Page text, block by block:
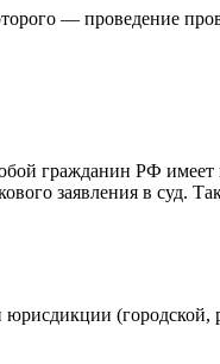
— проведение
гражданин РФ имеет
заявления в суд.
юрисдикции